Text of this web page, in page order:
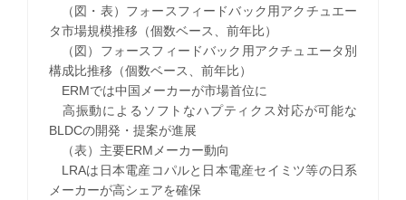
（図・表）フォースフィードバック用アクチュエー
タ市場規模推移（個数ベース、前年比）
（図）フォースフィードバック用アクチュエータ別
構成比推移（個数ベース、前年比）
ERMでは中国メーカーが市場首位に
高振動によるソフトなハプティクス対応が可能な
BLDCの開発・提案が進展
（表）主要ERMメーカー動向
LRAは日本電産コパルと日本電産セイミツ等の日系
メーカーが高シェアを確保